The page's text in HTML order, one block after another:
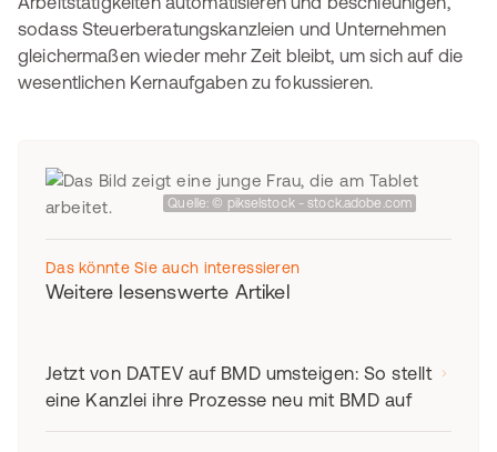
sodass Steuerberatungskanzleien und Unternehmen
gleichermaßen wieder mehr Zeit bleibt, um sich auf die
wesentlichen Kernaufgaben zu fokussieren.
Quelle: © pikselstock - stock.adobe.com
Das könnte Sie auch interessieren
Weitere lesenswerte Artikel
Jetzt von DATEV auf BMD umsteigen: So stellt
eine Kanzlei ihre Prozesse neu mit BMD auf